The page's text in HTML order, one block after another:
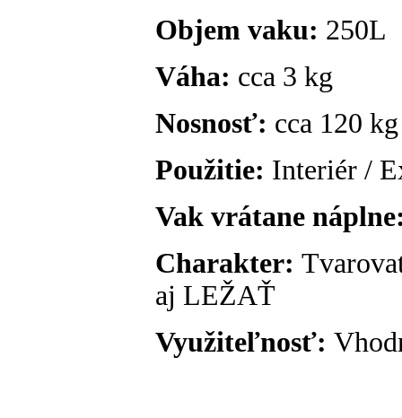
Objem vaku: 250L
Váha: cca 3 kg
Nosnosť: cca 120 kg
Použitie: Interiér /
Vak vrátane
Charakter:
aj LEŽAŤ
Využiteľnosť: